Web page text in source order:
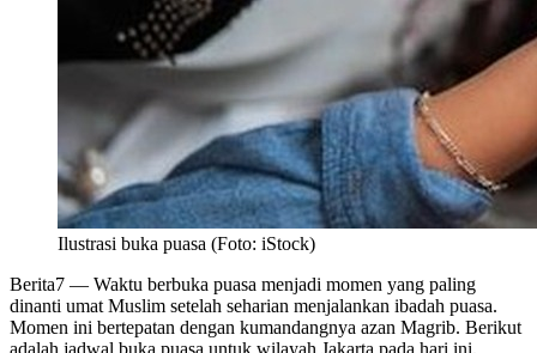
Ilustrasi buka puasa (Foto: iStock)
Berita7 — Waktu berbuka puasa menjadi momen yang paling
dinanti umat Muslim setelah seharian menjalankan ibadah puasa.
Momen ini bertepatan dengan kumandangnya azan Magrib. Berikut
adalah jadwal buka puasa untuk wilayah Jakarta pada hari ini,